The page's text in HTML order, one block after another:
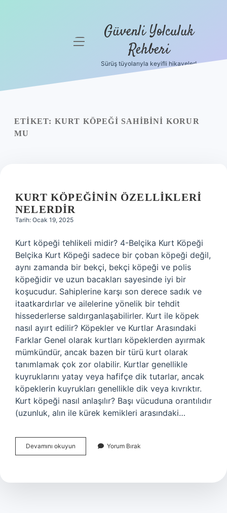
Yasal Uyarı
menüyü Güvenli Yolculuk
Rehberi
Sürüş tüyolarıyla keyifli hikayeler!
ETIKET: KURT KÖPEĞI SAHIBINI KORUR
MU
KURT KÖPEĞININ ÖZELLIKLERI
NELERDIR
Tarih: Ocak 19, 2025
Kurt köpeği tehlikeli midir? 4-Belçika Kurt Köpeği
Belçika Kurt Köpeği sadece bir çoban köpeği değil,
aynı zamanda bir bekçi, bekçi köpeği ve polis
köpeğidir ve uzun bacakları sayesinde iyi bir
koşucudur. Sahiplerine karşı son derece sadık ve
itaatkardırlar ve ailelerine yönelik bir tehdit
hissederlerse saldırganlaşabilirler. Kurt ile köpek
nasıl ayırt edilir? Köpekler ve Kurtlar Arasındaki
Farklar Genel olarak kurtları köpeklerden ayırmak
mümkündür, ancak bazen bir türü kurt olarak
tanımlamak çok zor olabilir. Kurtlar genellikle
kuyruklarını yatay veya hafifçe dik tutarlar, ancak
köpeklerin kuyrukları genellikle dik veya kıvrıktır.
Kurt köpeği nasıl anlaşılır? Başı vücuduna orantılıdır
(uzunluk, alın ile kürek kemikleri arasındaki…
Devamını okuyun
Köpeğinin
Yorum Bırak